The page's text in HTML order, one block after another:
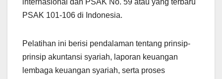
internasional dan PSAK No. 59 atau yang terbaru
PSAK 101-106 di Indonesia.
Pelatihan ini berisi pendalaman tentang prinsip-
prinsip akuntansi syariah, laporan keuangan
lembaga keuangan syariah, serta proses